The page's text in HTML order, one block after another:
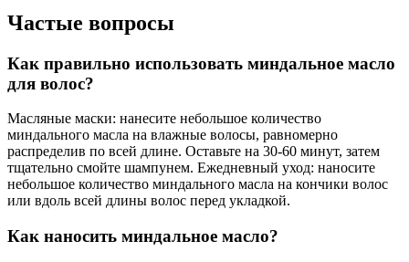
Частые вопросы
Как правильно использовать миндальное масло
для волос?
Масляные маски: нанесите небольшое количество
миндального масла на влажные волосы, равномерно
распределив по всей длине. Оставьте на 30-60 минут, затем
тщательно смойте шампунем. Ежедневный уход: наносите
небольшое количество миндального масла на кончики волос
или вдоль всей длины волос перед укладкой.
Как наносить миндальное масло?